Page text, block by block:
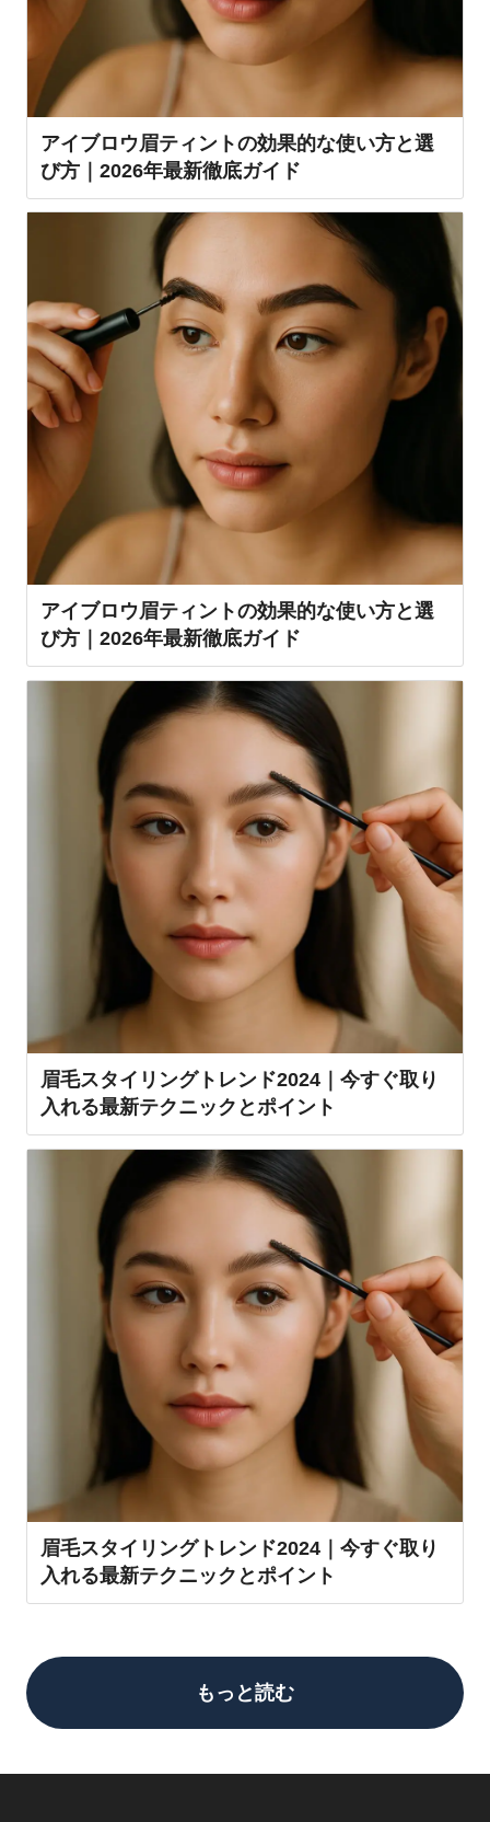
アイブロウ眉ティントの効果的な使い方と選
び方｜2026年最新徹底ガイド
アイブロウ眉ティントの効果的な使い方と選
び方｜2026年最新徹底ガイド
眉毛スタイリングトレンド2024｜今すぐ取り
入れる最新テクニックとポイント
眉毛スタイリングトレンド2024｜今すぐ取り
入れる最新テクニックとポイント
もっと読む